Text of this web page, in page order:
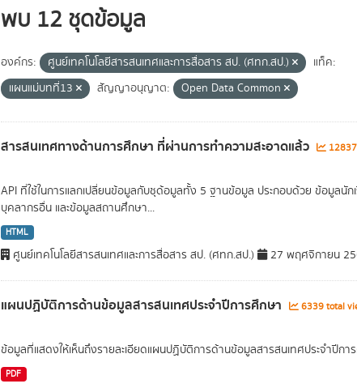
พบ 12 ชุดข้อมูล
องค์กร: ศูนย์เทคโนโลยีสารสนเทศและการสื่อสาร สป. (ศทก.สป.)
แท็ค:
แผนแม่บทที่13
สัญญาอนุญาต: Open Data Common
สารสนเทศทางด้านการศึกษา ที่ผ่านการทำความสะอาดแล้ว 12837
API ที่ใช้ในการแลกเปลี่ยนข้อมูลกับชุด้อมูลทั้ง 5 ฐานข้อมูล ประกอบด้วย ข้อมูล
บุคลากรอื่น และข้อมูลสถานศึกษา...
HTML
ศูนย์เทคโนโลยีสารสนเทศและการสื่อสาร สป. (ศทก.สป.) 27 พฤศจิกายน
แผนปฏิบัติการด้านข้อมูลสารสนเทศประจำปีการศึกษา 6339 total
ข้อมูลที่แสดงให้เห็นถึงรายละเอียดแผนปฏิบัติการด้านข้อมูลสารสนเทศประจำปีกา
PDF